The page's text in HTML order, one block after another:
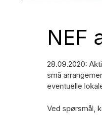
NEF
28.09.2020:
små
eventuelle
Ved spørsmål,